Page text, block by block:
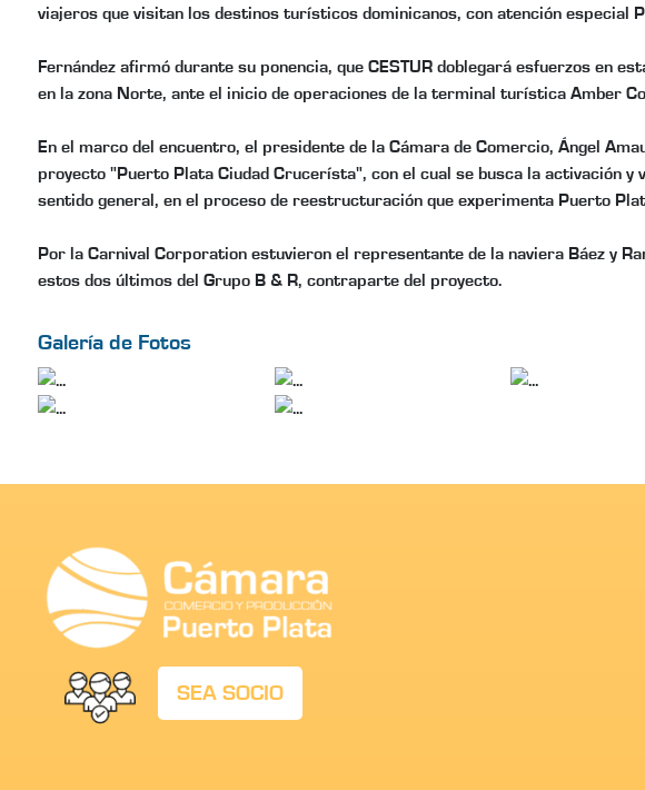
viajeros que visitan los destinos turísticos dominicanos, con atención especial
Fernández afirmó durante su ponencia, que CESTUR doblegará esfuerzos
en la zona Norte, ante el inicio de operaciones de la terminal turística Amber
En el marco del encuentro, el presidente de la Cámara de Comercio, Ángel
proyecto "Puerto Plata Ciudad Crucerísta", con el cual se busca la activación
sentido general, en el proceso de reestructuración que experimenta Puerto
Por la Carnival Corporation estuvieron el representante de la naviera Báez y
estos dos últimos del Grupo B & R, contraparte del proyecto.
Galería de Fotos
SEA SOCIO